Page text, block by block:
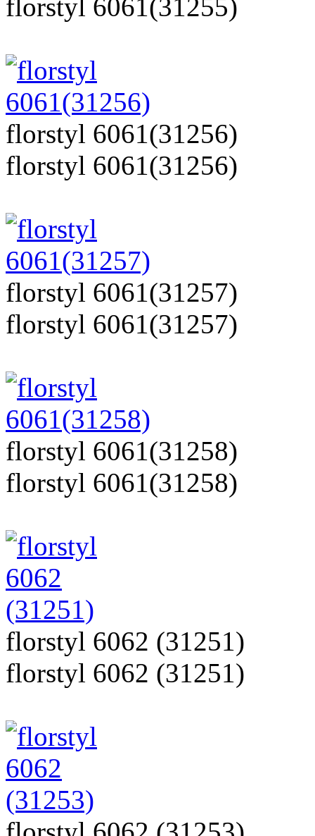
florstyl 6061(31255)
florstyl 6061(31256)
florstyl 6061(31256)
florstyl 6061(31257)
florstyl 6061(31257)
florstyl 6061(31258)
florstyl 6061(31258)
florstyl 6062 (31251)
florstyl 6062 (31251)